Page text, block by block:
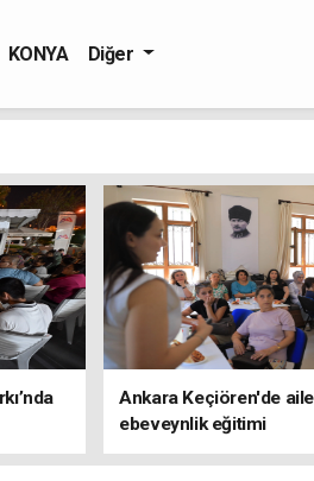
KONYA Diğer
Ankara Keçiören'de
ebeveynlik eğitimi